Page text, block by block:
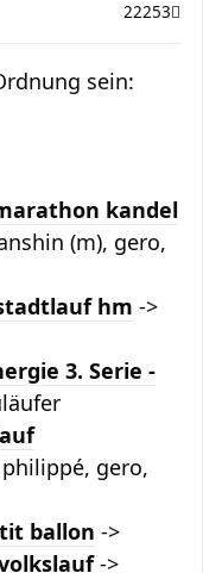
22253
sein:
kandel
(m), gero,
hm ->
3. Serie -
gero,
ballon ->
->